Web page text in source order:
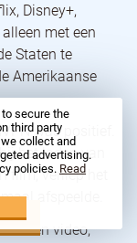
Disney+,
met een
Staten te
Amerikaanse
was positief.
het laden van
film, verliep het
afspeelde.
een video,
secure the
third party
collect and
advertising.
policies. Read